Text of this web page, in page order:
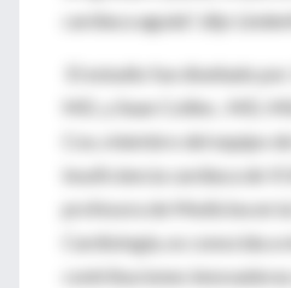
cardíaca aguda", dijo
El estudio fue diseñado por
MD, y Sean Collins , MD,
Cox, miembro del equipo
insuficiencia cardíaca de
profesora de Medicina en
Cardiología, es conocida a
contribuciones